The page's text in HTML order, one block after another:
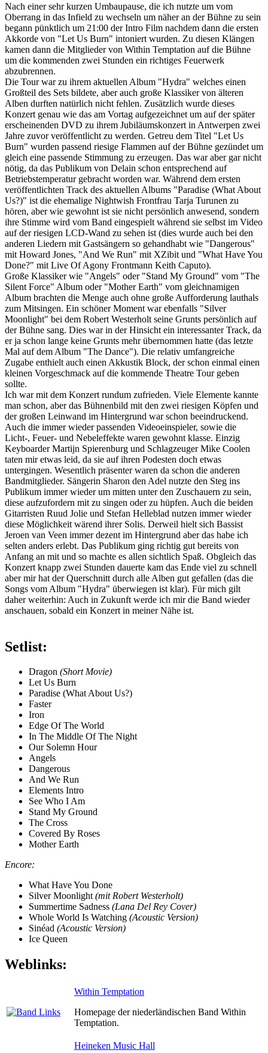
Nach einer sehr kurzen Umbaupause, die ich nutzte um vom
Oberrang in das Infield zu wechseln um näher an der Bühne zu sein
begann pünktlich um 21:00 der Intro Film nachdem dann die ersten
Akkorde von "Let Us Burn" intoniert wurden. Zu diesen Klängen
kamen dann die Mitglieder von Within Temptation auf die Bühne
um die kommenden zwei Stunden ein richtiges Feuerwerk
abzubrennen.
Die Tour war zu ihrem aktuellen Album "Hydra" welches einen
Großteil des Sets bildete, aber auch große Klassiker von älteren
Alben durften natürlich nicht fehlen. Zusätzlich wurde dieses
Konzert genau wie das am Vortag aufgezeichnet um auf der später
erscheinenden DVD zu ihrem Jubiläumskonzert in Antwerpen zwei
Jahre zuvor veröffentlicht zu werden. Getreu dem Titel "Let Us
Burn" wurden passend riesige Flammen auf der Bühne gezündet um
gleich eine passende Stimmung zu erzeugen. Das war aber gar nicht
nötig, da das Publikum von Delain schon entsprechend auf
Betriebstemperatur gebracht worden war. Während dem ersten
veröffentlichten Track des aktuellen Albums "Paradise (What About
Us?)" ist die ehemalige Nightwish Frontfrau Tarja Turunen zu
hören, aber wie gewohnt ist sie nicht persönlich anwesend, sondern
ihre Stimme wird vom Band eingespielt während sie selbst im Video
auf der riesigen LCD-Wand zu sehen ist (dies wurde auch bei den
anderen Liedern mit Gastsängern so gehandhabt wie "Dangerous"
mit Howard Jones, "And We Run" mit XZibit und "What Have You
Done?" mit Live Of Agony Frontmann Keith Caputo).
Große Klassiker wie "Angels" oder "Stand My Ground" vom "The
Silent Force" Album oder "Mother Earth" vom gleichnamigen
Album brachten die Menge auch ohne große Aufforderung lauthals
zum Mitsingen. Ein schöner Moment war ebenfalls "Silver
Moonlight" bei dem Robert Westerholt seine Grunts persönlich auf
der Bühne sang. Dies war in der Hinsicht ein interessanter Track, da
er ja schon lange keine Grunts mehr übernommen hatte (das letzte
Mal auf dem Album "The Dance"). Die relativ umfangreiche
Zugabe enthielt auch einen Akkustik Block, der schon einmal einen
kleinen Vorgeschmack auf die kommende Theatre Tour geben
sollte.
Ich war mit dem Konzert rundum zufrieden. Viele Elemente kannte
man schon, aber das Bühnenbild mit den zwei riesigen Köpfen und
der großen Leinwand im Hintergrund war schon beeindruckend.
Auch die immer wieder passenden Videoeinspieler, sowie die
Licht-, Feuer- und Nebeleffekte waren gewohnt klasse. Einzig
Keyboarder Martijn Spierenburg und Schlagzeuger Mike Coolen
taten mir etwas leid, da sie auf ihren Podesten doch etwas
untergingen. Wesentlich präsenter waren da schon die anderen
Bandmitglieder. Sängerin Sharon den Adel nutzte den Steg ins
Publikum immer wieder um mitten unter den Zuschauern zu sein,
diese aufzufordern mit zu singen oder zu hüpfen. Auch die beiden
Gitarristen Ruud Jolie und Stefan Helleblad nutzen immer wieder
diese Möglichkeit wärend ihrer Solis. Derweil hielt sich Bassist
Jeroen van Veen immer dezent im Hintergrund aber das habe ich
selten anders erlebt. Das Publikum ging richtig gut bereits von
Anfang an mit und so machte es allen sichtlich Spaß. Obgleich das
Konzert knapp zwei Stunden dauerte kam das Ende viel zu schnell
aber mir hat der Querschnitt durch alle Alben gut gefallen (das die
Songs vom Album "Hydra" überwiegen ist klar). Für mich gilt
daher weiterhin: Auch in Zukunft werde ich mir die Band wieder
anschauen, sobald ein Konzert in meiner Nähe ist.
Setlist:
Dragon (Short Movie)
Let Us Burn
Paradise (What About Us?)
Faster
Iron
Edge Of The World
In The Middle Of The Night
Our Solemn Hour
Angels
Dangerous
And We Run
Elements Intro
See Who I Am
Stand My Ground
The Cross
Covered By Roses
Mother Earth
Encore:
What Have You Done
Silver Moonlight(mit Robert Westerholt)
Summertime Sadness (Lana Del Rey Cover)
Whole World Is Watching (Acoustic Version)
Sinéad (Acoustic Version)
Ice Queen
Weblinks:
Within Temptation
Homepage der niederländischen Band Within
Temptation.
Heineken Music Hall